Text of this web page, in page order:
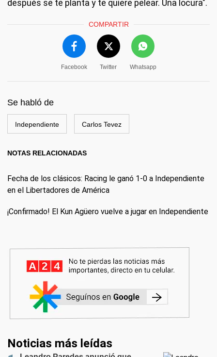
después se te planta y te quiere pelear. Una locura".
COMPARTIR
Facebook Twitter Whatsapp
Se habló de
Independiente Carlos Tevez
NOTAS RELACIONADAS
Fecha de los clásicos: Racing le ganó 1-0 a Independiente
en el Libertadores de América
¡Confirmado! El Kun Agüero vuelve a jugar en Independiente
Noticias más leídas